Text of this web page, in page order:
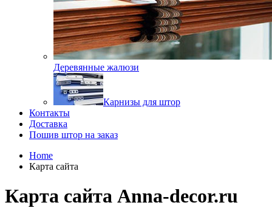
Деревянные жалюзи
Карнизы для штор
Контакты
Доставка
Пошив штор на заказ
Home
Карта сайта
Карта сайта Anna-decor.ru